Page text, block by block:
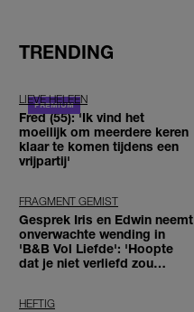
TRENDING
LIEVE HELEEN
Fred (55): 'Ik vind het
moeilijk om meerdere keren
klaar te komen tijdens een
vrijpartij'
FRAGMENT GEMIST
Gesprek Iris en Edwin neemt
onverwachte wending in
'B&B Vol Liefde': 'Hoopte
dat je niet verliefd zou
HEFTIG